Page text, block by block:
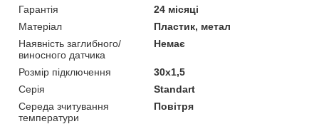
Гарантія
24 місяці
Матеріал
Пластик, метал
Наявність заглибного/
виносного датчика
Немає
Розмір підключення
30x1,5
Серія
Standart
Середа зчитування
температури
Повітря